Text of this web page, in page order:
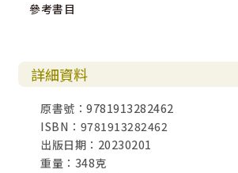
參考書目
詳細資料
原書號：9781913282462
ISBN：9781913282462
出版日期：20230201
重量：348克